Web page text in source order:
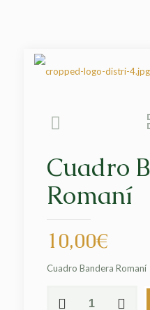
Cuadro
Romaní
10,00€
Cuadro Bandera Romaní